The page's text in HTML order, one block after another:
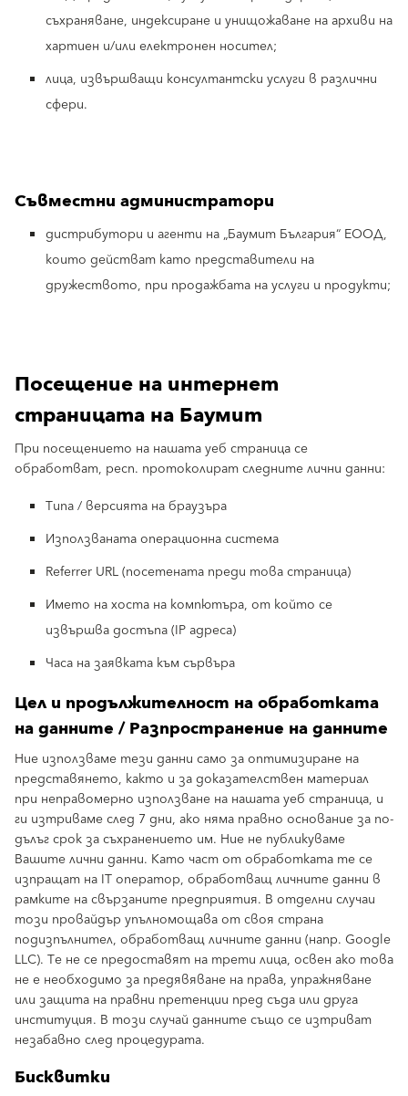
съхраняване, индексиране и унищожаване на архиви на
хартиен и/или електронен носител;
лица, извършващи консултантски услуги в различни
сфери.
Съвместни администратори
дистрибутори и агенти на „Баумит България“ ЕООД,
които действат като представители на
дружеството, при продажбата на услуги и продукти;
Посещение на интернет
страницата на Баумит
При посещението на нашата уеб страница се
обработват, респ. протоколират следните лични данни:
Типа / версията на браузъра
Използваната операционна система
Referrer URL (посетената преди това страница)
Името на хоста на компютъра, от който се
извършва достъпа (IP адреса)
Часа на заявката към сървъра
Цел и продължителност на обработката
на данните / Разпространение на данните
Ние използваме тези данни само за оптимизиране на
представянето, както и за доказателствен материал
при неправомерно използване на нашата уеб страница, и
ги изтриваме след 7 дни, ако няма правно основание за по-
дълъг срок за съхранението им. Ние не публикуваме
Вашите лични данни. Като част от обработката те се
изпращат на IT оператор, обработващ личните данни в
рамките на свързаните предприятия. В отделни случаи
този провайдър упълномощава от своя страна
подизпълнител, обработващ личните данни (напр. Google
LLC). Те не се предоставят на трети лица, освен ако това
не е необходимо за предявяване на права, упражняване
или защита на правни претенции пред съда или друга
институция. В този случай данните също се изтриват
незабавно след процедурата.
Бисквитки